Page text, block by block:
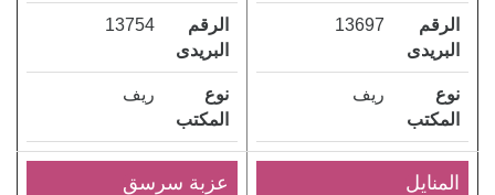
الرقم
البريدى
13697
نوع
المكتب
ريف
الرقم
البريدى
13754
نوع
المكتب
ريف
المنايل عزبة سرسق